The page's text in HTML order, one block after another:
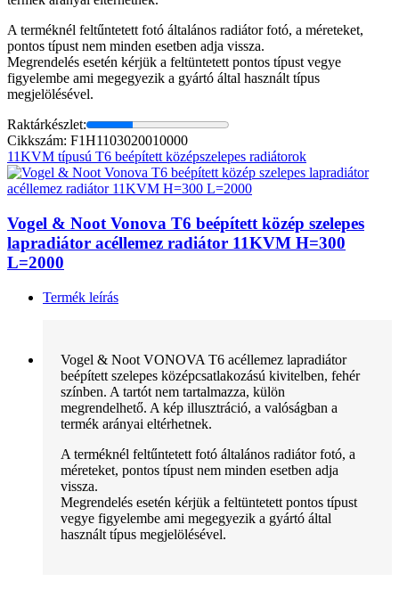
A terméknél feltűntetett fotó általános radiátor fotó, a méreteket,
pontos típust nem minden esetben adja vissza.
Megrendelés esetén kérjük a feltüntetett pontos típust vegye
figyelembe ami megegyezik a gyártó által használt típus
megjelölésével.
Raktárkészlet:
Cikkszám: F1H1103020010000
11KVM típusú T6 beépített középszelepes radiátorok
Vogel & Noot Vonova T6 beépített közép szelepes
lapradiátor acéllemez radiátor 11KVM H=300
L=2000
Termék leírás
Vogel & Noot VONOVA T6 acéllemez lapradiátor
beépített szelepes középcsatlakozású kivitelben, fehér
színben. A tartót nem tartalmazza, külön
megrendelhető. A kép illusztráció, a valóságban a
termék arányai eltérhetnek.
A terméknél feltűntetett fotó általános radiátor fotó, a
méreteket, pontos típust nem minden esetben adja
vissza.
Megrendelés esetén kérjük a feltüntetett pontos típust
vegye figyelembe ami megegyezik a gyártó által
használt típus megjelölésével.